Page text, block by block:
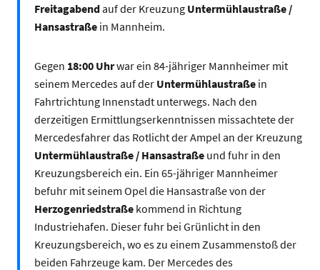
Freitagabendauf der Kreuzung Untermühlaustraße /
Hansastraßein Mannheim.
Gegen 18:00 Uhrwar ein 84-jähriger Mannheimer mit
seinem Mercedes auf der Untermühlaustraßein
Fahrtrichtung Innenstadt unterwegs. Nach den
derzeitigen Ermittlungserkenntnissen missachtete der
Mercedesfahrer das Rotlicht der Ampel an der Kreuzung
Untermühlaustraße / Hansastraßeund fuhr in den
Kreuzungsbereich ein. Ein 65-jähriger Mannheimer
befuhr mit seinem Opel die Hansastraße von der
Herzogenriedstraßekommend in Richtung
Industriehafen. Dieser fuhr bei Grünlicht in den
Kreuzungsbereich, wo es zu einem Zusammenstoß der
beiden Fahrzeuge kam. Der Mercedes des